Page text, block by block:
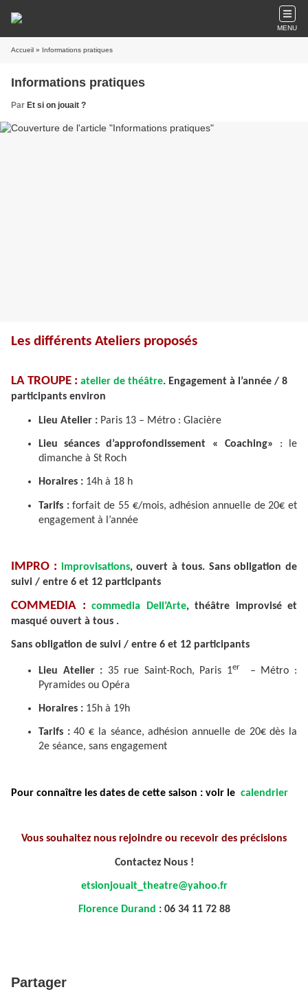
MENU
Accueil » Informations pratiques
Informations pratiques
Par Et si on jouait ?
Les différents Ateliers proposés
LA TROUPE : atelier de théâtre. Engagement à l’année / 8
participants environ
Lieu Atelier : Paris 13 – Métro : Glacière
Lieu séances d’approfondissement « Coaching» : le
dimanche à St Roch
Horaires : 14h à 18 h
Tarifs :forfait de 55 €/mois, adhésion annuelle de 20€ et
engagement à l’année
IMPRO : improvisations, ouvert à tous. Sans obligation de
suivi / entre 6 et 12 participants
COMMEDIA : commedia Dell’Arte, théâtre improvisé et
masqué ouvert à tous .
Sans obligation de suivi / entre 6 et 12 participants
Lieu Atelier : 35 rue Saint-Roch, Paris 1er
– Métro :
Pyramides ou Opéra
Horaires : 15h à 19h
Tarifs : 40 € la séance, adhésion annuelle de 20€ dès la
2e séance, sans engagement
Pour connaître les dates de cette saison : voir le calendrier
Vous souhaitez nous rejoindre ou recevoir des précisions
Contactez Nous !
etsionjouait_theatre@yahoo.fr
Florence Durand : 06 34 11 72 88
Partager